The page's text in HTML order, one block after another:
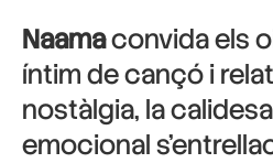
Naamaconvida els
íntim de cançó i
nostàlgia, la
emocional